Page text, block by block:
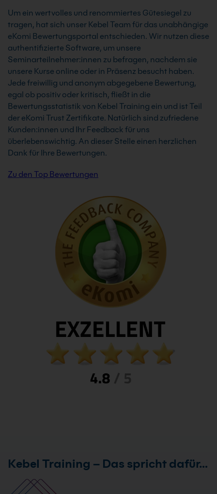
Um ein wertvolles und renommiertes Gütesiegel zu
tragen, hat sich unser Kebel Team für das unabhängige
eKomi Bewertungsportal entschieden. Wir nutzen diese
authentifizierte Software, um unsere
Seminarteilnehmer:innen zu befragen, nachdem sie
unsere Kurse online oder in Präsenz besucht haben.
Jede freiwillig und anonym abgegebene Bewertung,
egal ob positiv oder kritisch, fließt in die
Bewertungsstatistik von Kebel Training ein und ist Teil
der eKomi Trust Zertifikate. Natürlich sind zufriedene
Kunden:innen und Ihr Feedback für uns
überlebenswichtig. An dieser Stelle einen herzlichen
Dank für Ihre Bewertungen.
Zu den Top Bewertungen
Kebel Training – Das spricht dafür…